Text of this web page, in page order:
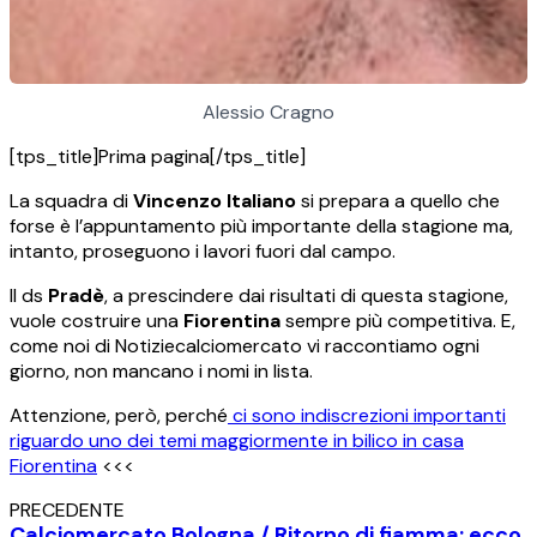
Alessio Cragno
[tps_title]Prima pagina[/tps_title]
La squadra diVincenzo Italianosi prepara a quello che
forse è l’appuntamento più importante della stagione ma,
intanto, proseguono i lavori fuori dal campo.
Il ds Pradè, a prescindere dai risultati di questa stagione,
vuole costruire una Fiorentinasempre più competitiva. E,
come noi di Notiziecalciomercato vi raccontiamo ogni
giorno, non mancano i nomi in lista.
Attenzione, però, perché ci sono indiscrezioni importanti
riguardo uno dei temi maggiormente in bilico in casa
Fiorentina <<<
PRECEDENTE